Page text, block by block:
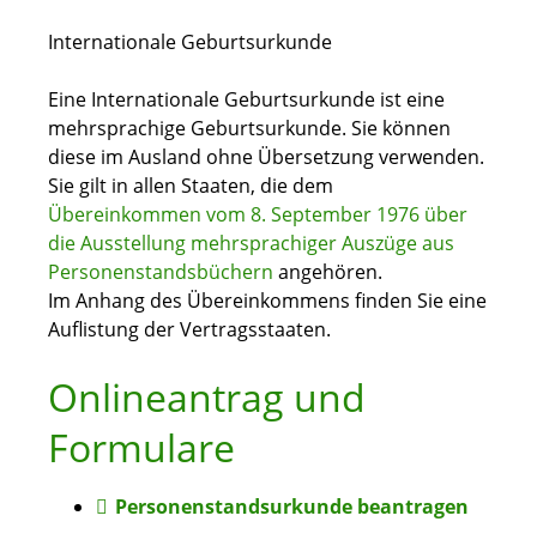
Internationale Geburtsurkunde
Eine Internationale Geburtsurkunde ist eine
mehrsprachige Geburtsurkunde. Sie können
diese im Ausland ohne Übersetzung verwenden.
Sie gilt in allen Staaten, die dem
Übereinkommen vom 8. September 1976 über
die Ausstellung mehrsprachiger Auszüge aus
Personenstandsbüchern angehören.
Im Anhang des Übereinkommens finden Sie eine
Auflistung der Vertragsstaaten.
Onlineantrag und
Formulare
Personenstandsurkunde beantragen